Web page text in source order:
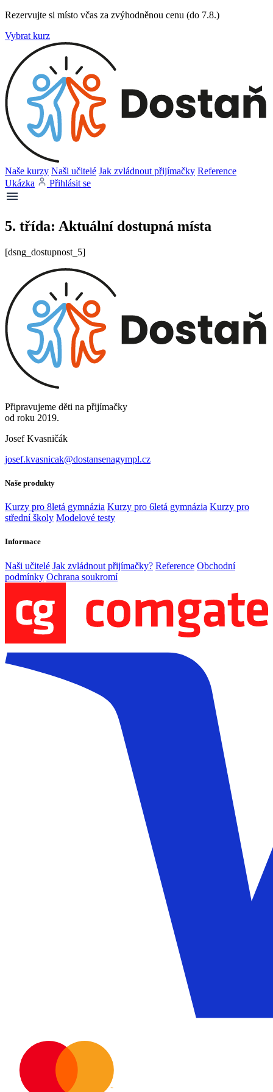
Rezervujte si místo včas za zvýhodněnou cenu (do 7.8.)
Vybrat kurz
Naše kurzy Naši učitelé Jak zvládnout přijímačky Reference
Ukázka
Přihlásit se
5. třída: Aktuální dostupná místa
[dsng_dostupnost_5]
Připravujeme děti na přijímačky
od roku 2019.
Josef Kvasničák
josef.kvasnicak@dostansenagympl.cz
Naše produkty
Kurzy pro 8letá gymnázia Kurzy pro 6letá gymnázia Kurzy pro
střední školy Modelové testy
Informace
Naši učitelé Jak zvládnout přijímačky? Reference Obchodní
podmínky Ochrana soukromí